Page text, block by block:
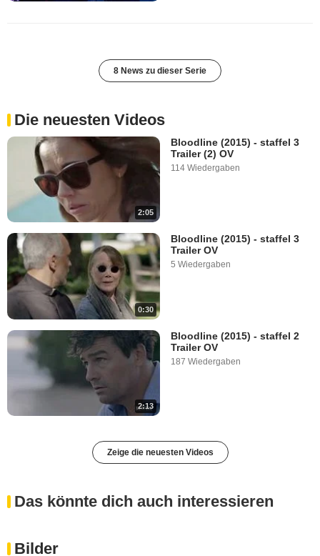
8 News zu dieser Serie
Die neuesten Videos
2:05
Bloodline (2015) - staffel 3
Trailer (2) OV
114 Wiedergaben
0:30
Bloodline (2015) - staffel 3
Trailer OV
5 Wiedergaben
2:13
Bloodline (2015) - staffel 2
Trailer OV
187 Wiedergaben
Zeige die neuesten Videos
Das könnte dich auch interessieren
Bilder